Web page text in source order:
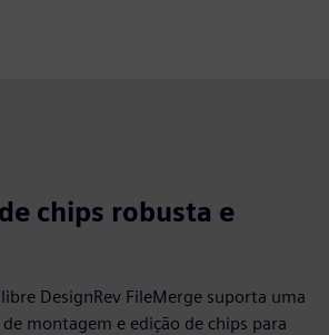
chips robusta e
DesignRev FileMerge suporta uma
montagem e edição de chips para